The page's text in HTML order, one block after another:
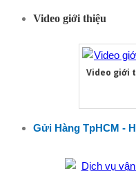
Video giới thiệu
Video giới
Gửi Hàng TpHCM -